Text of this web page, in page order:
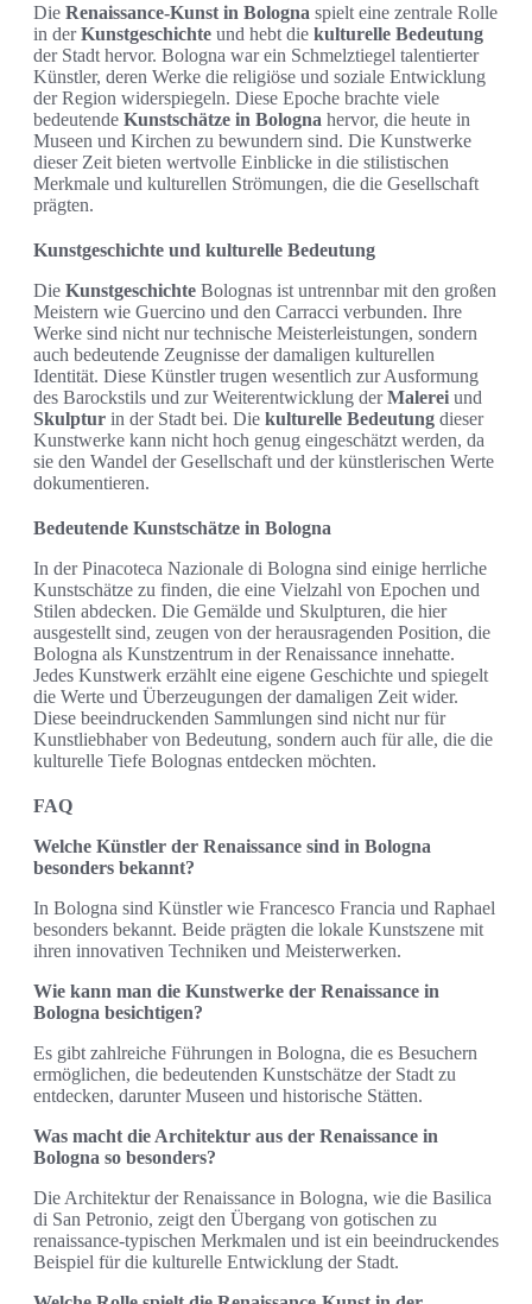
Die Renaissance-Kunst in Bologna spielt eine zentrale Rolle
in derKunstgeschichte und hebt die kulturelle Bedeutung
der Stadt hervor. Bologna war ein Schmelztiegel talentierter
Künstler, deren Werke die religiöse und soziale Entwicklung
der Region widerspiegeln. Diese Epoche brachte viele
bedeutende Kunstschätze in Bologna hervor, die heute in
Museen und Kirchen zu bewundern sind. Die Kunstwerke
dieser Zeit bieten wertvolle Einblicke in die stilistischen
Merkmale und kulturellen Strömungen, die die Gesellschaft
prägten.
Kunstgeschichte und kulturelle Bedeutung
Die Kunstgeschichte Bolognas ist untrennbar mit den großen
Meistern wie Guercino und den Carracci verbunden. Ihre
Werke sind nicht nur technische Meisterleistungen, sondern
auch bedeutende Zeugnisse der damaligen kulturellen
Identität. Diese Künstler trugen wesentlich zur Ausformung
des Barockstils und zur Weiterentwicklung derMalerei und
Skulptur in der Stadt bei. Die kulturelle Bedeutung dieser
Kunstwerke kann nicht hoch genug eingeschätzt werden, da
sie den Wandel der Gesellschaft und der künstlerischen Werte
dokumentieren.
Bedeutende Kunstschätze in Bologna
In der Pinacoteca Nazionale di Bologna sind einige herrliche
Kunstschätze zu finden, die eine Vielzahl von Epochen und
Stilen abdecken. Die Gemälde und Skulpturen, die hier
ausgestellt sind, zeugen von der herausragenden Position, die
Bologna als Kunstzentrum in der Renaissance innehatte.
Jedes Kunstwerk erzählt eine eigene Geschichte und spiegelt
die Werte und Überzeugungen der damaligen Zeit wider.
Diese beeindruckenden Sammlungen sind nicht nur für
Kunstliebhaber von Bedeutung, sondern auch für alle, die die
kulturelle Tiefe Bolognas entdecken möchten.
FAQ
Welche Künstler der Renaissance sind in Bologna
besonders bekannt?
In Bologna sind Künstler wie Francesco Francia und Raphael
besonders bekannt. Beide prägten die lokale Kunstszene mit
ihren innovativen Techniken und Meisterwerken.
Wie kann man die Kunstwerke der Renaissance in
Bologna besichtigen?
Es gibt zahlreiche Führungen in Bologna, die es Besuchern
ermöglichen, die bedeutenden Kunstschätze der Stadt zu
entdecken, darunter Museen und historische Stätten.
Was macht die Architektur aus der Renaissance in
Bologna so besonders?
Die Architektur der Renaissance in Bologna, wie die Basilica
di San Petronio, zeigt den Übergang von gotischen zu
renaissance-typischen Merkmalen und ist ein beeindruckendes
Beispiel für die kulturelle Entwicklung der Stadt.